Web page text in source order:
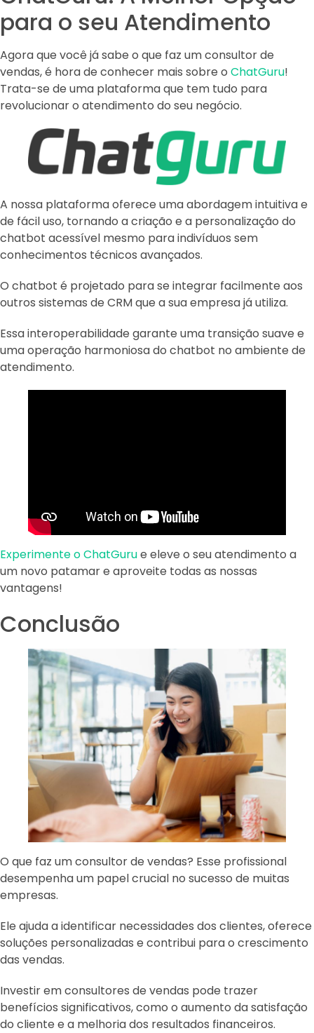
para o seu Atendimento
Agora que você já sabe o que faz um consultor de
vendas, é hora de conhecer mais sobre o ChatGuru!
Trata-se de uma plataforma que tem tudo para
revolucionar o atendimento do seu negócio.
A nossa plataforma oferece uma abordagem intuitiva e
de fácil uso, tornando a criação e a personalização do
chatbot acessível mesmo para indivíduos sem
conhecimentos técnicos avançados.
O chatbot é projetado para se integrar facilmente aos
outros sistemas de CRM que a sua empresa já utiliza.
Essa interoperabilidade garante uma transição suave e
uma operação harmoniosa do chatbot no ambiente de
atendimento.
Experimente o ChatGurue eleve o seu atendimento a
um novo patamar e aproveite todas as nossas
vantagens!
Conclusão
O que faz um consultor de vendas? Esse profissional
desempenha um papel crucial no sucesso de muitas
empresas.
Ele ajuda a identificar necessidades dos clientes, oferece
soluções personalizadas e contribui para o crescimento
das vendas.
Investir em consultores de vendas pode trazer
benefícios significativos, como o aumento da satisfação
do cliente e a melhoria dos resultados financeiros.